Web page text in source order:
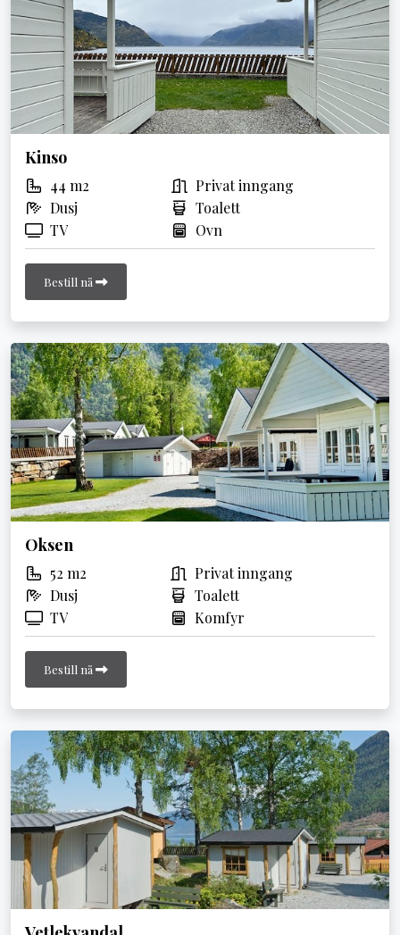
Kinso
44 m2
Privat inngang
Dusj
Toalett
TV
Ovn
Bestill nå
Oksen
52 m2
Privat inngang
Dusj
Toalett
TV
Komfyr
Bestill nå